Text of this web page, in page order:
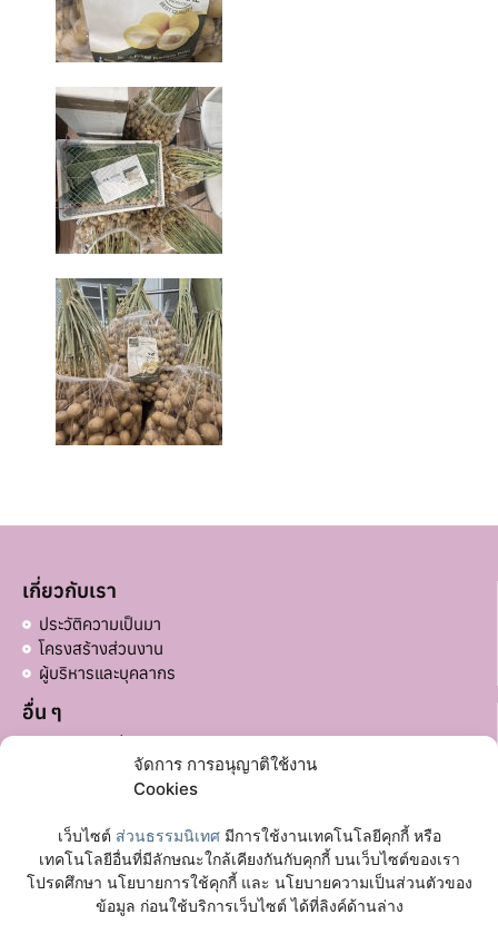
จัดการ การอนุญาติใช้งาน
Cookies
เว็บไซต์ ส่วนธรรมนิเทศมีการใช้งานเทคโนโลยีคุกกี้ หรือ
เทคโนโลยีอื่นที่มีลักษณะใกล้เคียงกันกับคุกกี้ บนเว็บไซต์ของเรา
โปรดศึกษา นโยบายการใช้คุกกี้ และ นโยบายความเป็นส่วนตัวของ
ข้อมูล ก่อนใช้บริการเว็บไซต์ ได้ที่ลิงค์ด้านล่าง
เกี่ยวกับเรา
ประวัติความเป็นมา
โครงสร้างส่วนงาน
ผู้บริหารและบุคลากร
อื่น ๆ
ลิงก์ที่เกี่ยวข้อง
มหาวิทยาลัยมหาจุฬาลงกรณราชวิทยาลัย
เฟซบุ๊กเพจ
ติดต่อเรา